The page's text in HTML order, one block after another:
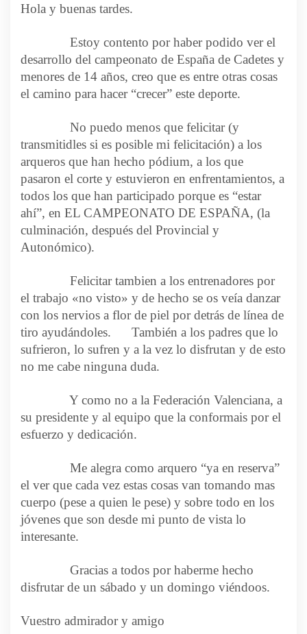
Hola y buenas tardes.
Estoy contento por haber podido ver el
desarrollo del campeonato de España de Cadetes y
menores de 14 años, creo que es entre otras cosas
el camino para hacer “crecer” este deporte.
No puedo menos que felicitar (y
transmitidles si es posible mi felicitación) a los
arqueros que han hecho pódium, a los que
pasaron el corte y estuvieron en enfrentamientos, a
todos los que han participado porque es “estar
ahí”, en EL CAMPEONATO DE ESPAÑA, (la
culminación, después del Provincial y
Autonómico).
Felicitar tambien a los entrenadores por
el trabajo «no visto» y de hecho se os veía danzar
con los nervios a flor de piel por detrás de línea de
tiro ayudándoles. También a los padres que lo
sufrieron, lo sufren y a la vez lo disfrutan y de esto
no me cabe ninguna duda.
Y como no a la Federación Valenciana, a
su presidente y al equipo que la conformais por el
esfuerzo y dedicación.
Me alegra como arquero “ya en reserva”
el ver que cada vez estas cosas van tomando mas
cuerpo (pese a quien le pese) y sobre todo en los
jóvenes que son desde mi punto de vista lo
interesante.
Gracias a todos por haberme hecho
disfrutar de un sábado y un domingo viéndoos.
Vuestro admirador y amigo